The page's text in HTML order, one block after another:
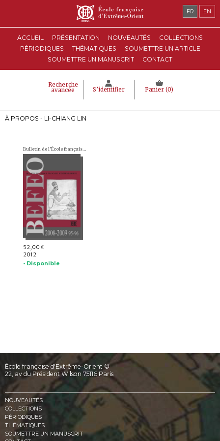
ACCUEIL PRÉSENTATION NOUVEAUTÉS
COLLECTIONS
PÉRIODIQUES
THÉMATIQUES
SOUMETTRE UN ARTICLE
SOUMETTRE UN MANUSCRIT
CONTACT
Recherche
avancée S’identifier Panier (0)
FR EN
À PROPOS - LI-CHIANG LIN
Bulletin de l'École française d'Extrême-Orient (BEFEO)
52,00 €
2012
• Disponible
École française d'Extrême-Orient ©
22, av du Président Wilson 75116 Paris
NOUVEAUTÉS
COLLECTIONS
PÉRIODIQUES
THÉMATIQUES
SOUMETTRE UN MANUSCRIT